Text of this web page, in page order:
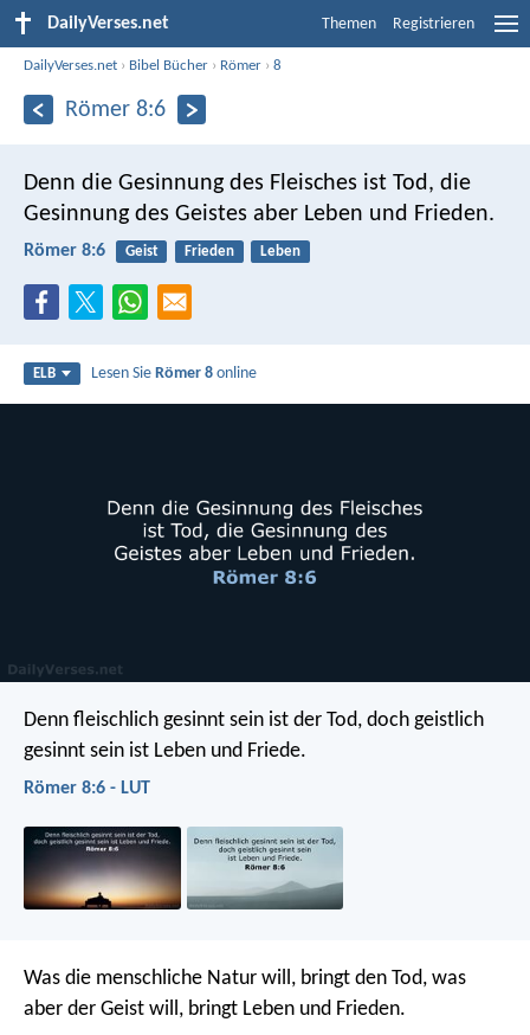
DailyVerses.net Themen Registrieren
DailyVerses.net › Bibel Bücher › Römer ›8
Römer 8:6
Denn die Gesinnung des Fleisches ist Tod, die
Gesinnung des Geistes aber Leben und Frieden.
Römer 8:6 Geist Frieden Leben
ELB Lesen SieRömer 8 online
Denn fleischlich gesinnt sein ist der Tod, doch geistlich
gesinnt sein ist Leben und Friede.
Römer 8:6 - LUT
Was die menschliche Natur will, bringt den Tod, was
aber der Geist will, bringt Leben und Frieden.